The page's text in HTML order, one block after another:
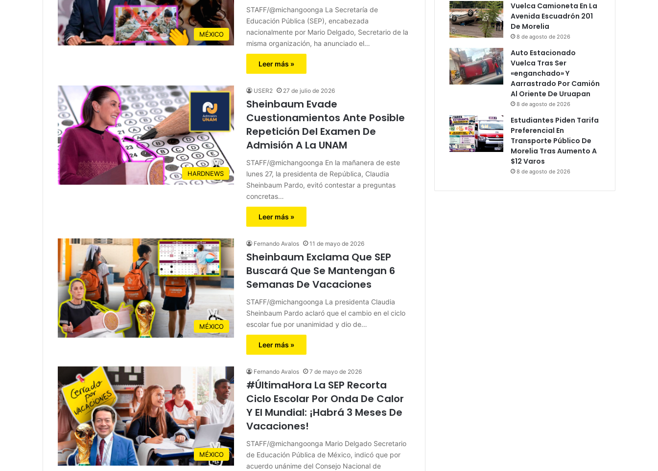
MÉXICO
STAFF/@michangoonga La Secretaría de
Educación Pública (SEP), encabezada
nacionalmente por Mario Delgado, Secretario de la
misma organización, ha anunciado el…
Leer más »
HARDNEWS
USER2 27 de julio de 2026
Sheinbaum Evade
Cuestionamientos Ante Posible
Repetición Del Examen De
Admisión A La UNAM
STAFF/@michangoonga En la mañanera de este
lunes 27, la presidenta de República, Claudia
Sheinbaum Pardo, evitó contestar a preguntas
concretas…
Leer más »
MÉXICO
Fernando Avalos 11 de mayo de 2026
Sheinbaum Exclama Que SEP
Buscará Que Se Mantengan 6
Semanas De Vacaciones
STAFF/@michangoonga La presidenta Claudia
Sheinbaum Pardo aclaró que el cambio en el ciclo
escolar fue por unanimidad y dio de…
Leer más »
MÉXICO
Fernando Avalos 7 de mayo de 2026
#ÚltimaHora La SEP Recorta
Ciclo Escolar Por Onda De Calor
Y El Mundial: ¡Habrá 3 Meses De
Vacaciones!
STAFF/@michangoonga Mario Delgado Secretario
de Educación Pública de México, indicó que por
acuerdo unánime del Consejo Nacional de
Vuelca Camioneta En La
Avenida Escuadrón 201
De Morelia
8 de agosto de 2026
Auto Estacionado
Vuelca Tras Ser
«enganchado» Y
Aarrastrado Por Camión
Al Oriente De Uruapan
8 de agosto de 2026
Estudiantes Piden Tarifa
Preferencial En
Transporte Público De
Morelia Tras Aumento A
$12 Varos
8 de agosto de 2026